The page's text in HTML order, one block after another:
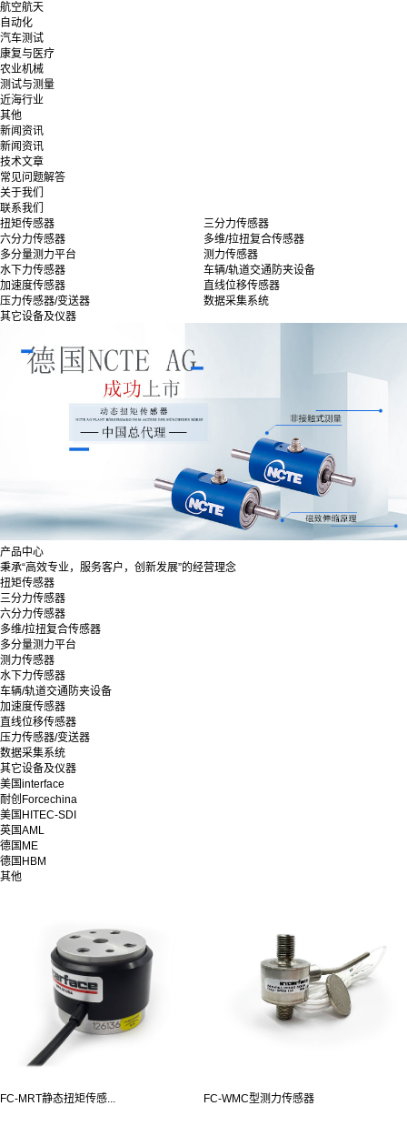
航空航天
自动化
汽车测试
康复与医疗
农业机械
测试与测量
近海行业
其他
新闻资讯
新闻资讯
技术文章
常见问题解答
关于我们
联系我们
扭矩传感器
三分力传感器
六分力传感器
多维/拉扭复合传感器
多分量测力平台
测力传感器
水下力传感器
车辆/轨道交通防夹设备
加速度传感器
直线位移传感器
压力传感器/变送器
数据采集系统
其它设备及仪器
产品中心
秉承“高效专业，服务客户，创新发展”的经营理念
扭矩传感器
三分力传感器
六分力传感器
多维/拉扭复合传感器
多分量测力平台
测力传感器
水下力传感器
车辆/轨道交通防夹设备
加速度传感器
直线位移传感器
压力传感器/变送器
数据采集系统
其它设备及仪器
美国interface
耐创Forcechina
美国HITEC-SDI
英国AML
德国ME
德国HBM
其他
FC-MRT静态扭矩传感... FC-WMC型测力传感器